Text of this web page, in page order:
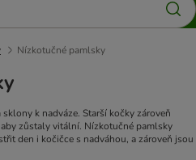
Nízkotučné pamlsky
k nadváze. Starší kočky zároveň
zůstaly vitální. Nízkotučné pamlsky
den i kočičce s nadváhou, a zároveň jsou